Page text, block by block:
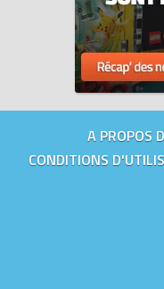
A PROPOS
CONDITIONS